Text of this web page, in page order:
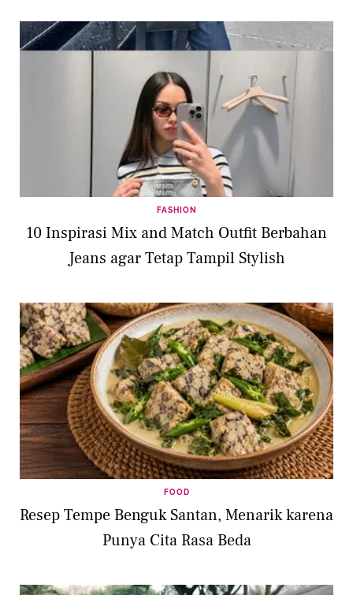
FASHION
10 Inspirasi Mix and Match Outfit Berbahan
Jeans agar Tetap Tampil Stylish
FOOD
Resep Tempe Benguk Santan, Menarik karena
Punya Cita Rasa Beda